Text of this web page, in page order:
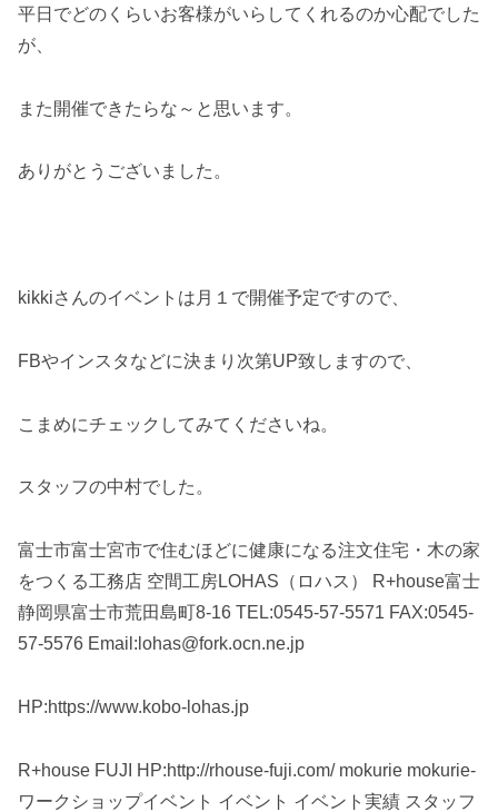
平日でどのくらいお客様がいらしてくれるのか心配でした
が、
また開催できたらな～と思います。
ありがとうございました。
kikkiさんのイベントは月１で開催予定ですので、
FBやインスタなどに決まり次第UP致しますので、
こまめにチェックしてみてくださいね。
スタッフの中村でした。
富士市富士宮市で住むほどに健康になる注文住宅・木の家
をつくる工務店 空間工房LOHAS（ロハス） R+house富士
静岡県富士市荒田島町8-16 TEL:0545-57-5571 FAX:0545-
57-5576 Email:lohas@fork.ocn.ne.jp
HP:https://www.kobo-lohas.jp
R+house FUJI HP:http://rhouse-fuji.com/ mokurie mokurie-
ワークショップイベント イベント イベント実績 スタッフ